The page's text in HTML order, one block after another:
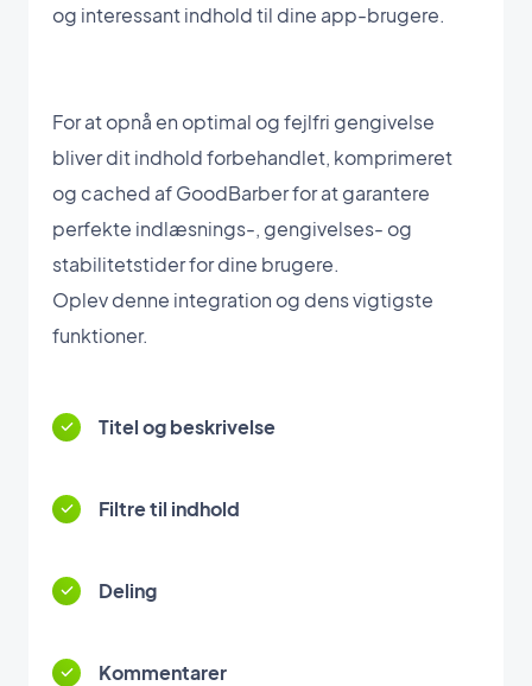
og interessant indhold til dine app-brugere.
For at opnå en optimal og fejlfri gengivelse
bliver dit indhold forbehandlet, komprimeret
og cached af GoodBarber for at garantere
perfekte indlæsnings-, gengivelses- og
stabilitetstider for dine brugere.
Oplev denne integration og dens vigtigste
funktioner.
Titel og beskrivelse
Filtre til indhold
Deling
Kommentarer